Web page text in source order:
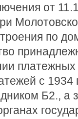
от
по
с 1934
Б2., а